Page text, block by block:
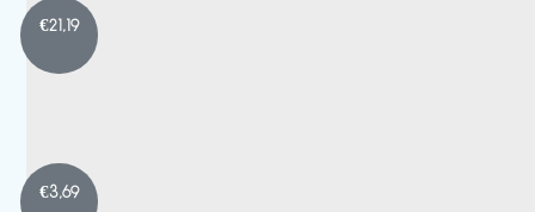
€21,19
€3,69